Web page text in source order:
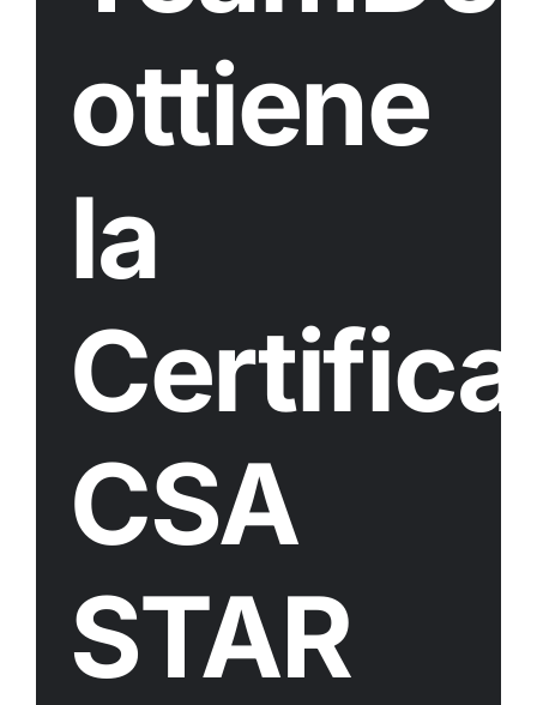
Storie di successo
ottiene
la
CSA
STAR